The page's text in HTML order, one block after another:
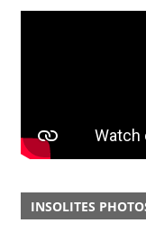
INSOLITES